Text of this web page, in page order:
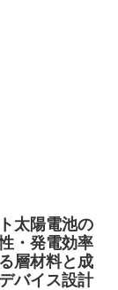
太陽電池の
・発電効率
層材料と成
バイス設計